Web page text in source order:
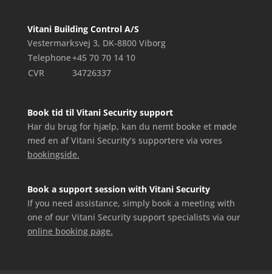
Vitani Building Control A/S
Vestermarksvej 3, DK-8800 Viborg
Telephone+45 70 70 14 10
CVR
34726337
Book tid til Vitani Security support
Har du brug for hjælp, kan du nemt booke et møde
med en af Vitani Security’s supportere via vores
bookingside.
Book a support session with Vitani Security
If you need assistance, simply book a meeting with
one of our Vitani Security support specialists via our
online booking page.